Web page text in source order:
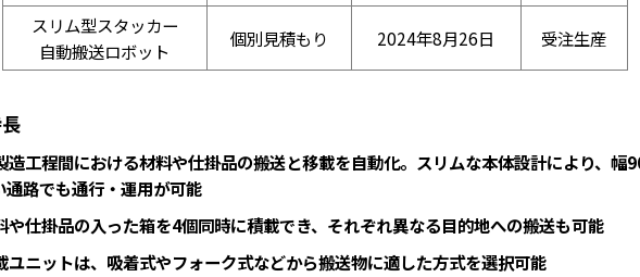
スリム型スタッカー
自動搬送ロボット
個別見積もり 2024年8月26日 受注生産
造工程間における材料や仕掛品の搬送と移載を自動化。スリムな本体設計により、幅
通路でも通行・運用が可能
や仕掛品の入った箱を4個同時に積載でき、それぞれ異なる目的地への搬送も可能
ユニットは、吸着式やフォーク式などから搬送物に適した方式を選択可能